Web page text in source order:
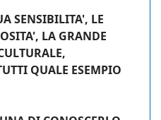
SENSIBILITA', LE
LA GRANDE
QUALE ESEMPIO